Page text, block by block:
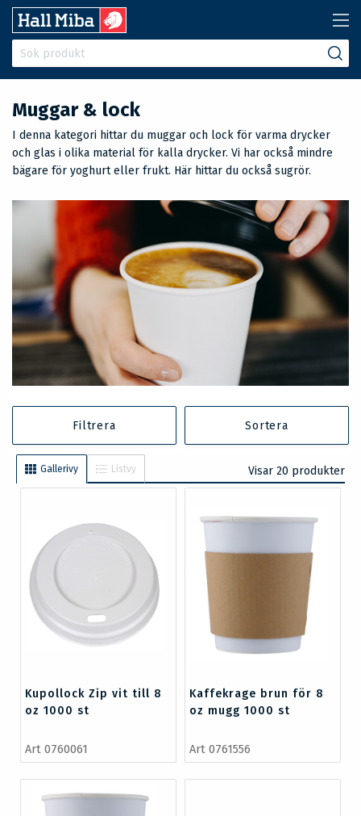
Muggar & lock
I denna kategori hittar du muggar och lock för varma drycker
och glas i olika material för kalla drycker. Vi har också mindre
bägare för yoghurt eller frukt. Här hittar du också sugrör.
Filtrera Sortera
Gallerivy Listvy Visar 20 produkter
Kupollock Zip vit till 8
oz 1000 st
Art 0760061
Kaffekrage brun för 8
oz mugg 1000 st
Art 0761556